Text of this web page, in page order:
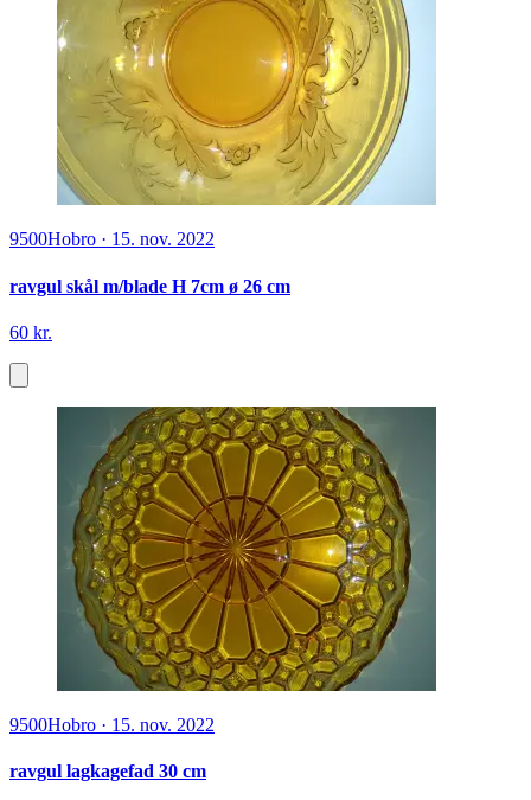
9500Hobro · 15. nov. 2022
ravgul skål m/blade H 7cm ø 26 cm
60 kr.
9500Hobro · 15. nov. 2022
ravgul lagkagefad 30 cm